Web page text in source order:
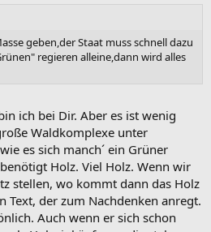
geben,der Staat muss schnell dazu
regieren alleine,dann wird alles
ich bei Dir. Aber es ist wenig
Waldkomplexe unter
es sich manch´ ein Grüner
Holz. Viel Holz. Wenn wir
stellen, wo kommt dann das Holz
Text, der zum Nachdenken anregt.
Auch wenn er sich schon